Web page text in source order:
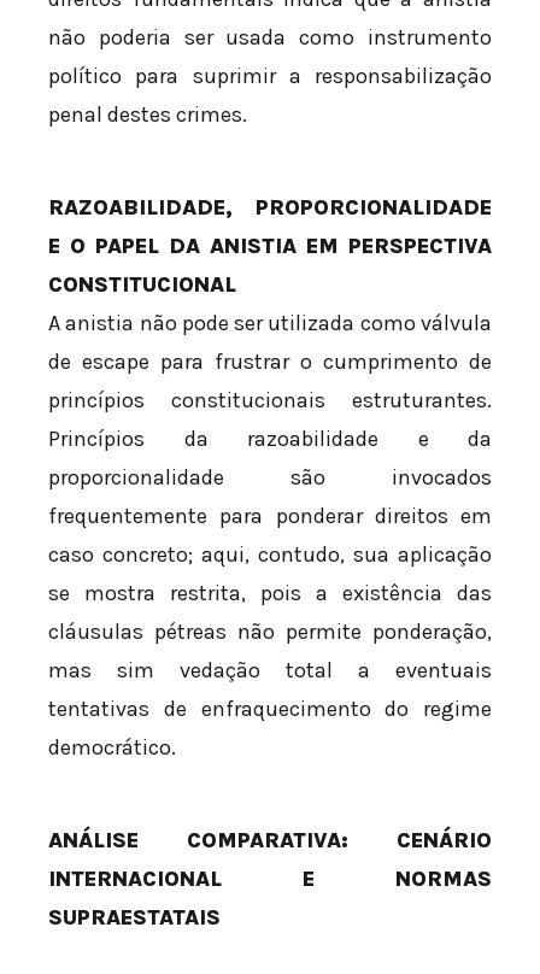
não poderia ser usada como instrumento
político para suprimir a responsabilização
penal destes crimes.
RAZOABILIDADE, PROPORCIONALIDADE
E O PAPEL DA ANISTIA EM PERSPECTIVA
CONSTITUCIONAL
A anistia não pode ser utilizada como válvula
de escape para frustrar o cumprimento de
princípios constitucionais estruturantes.
Princípios da razoabilidade e da
proporcionalidade são invocados
frequentemente para ponderar direitos em
caso concreto; aqui, contudo, sua aplicação
se mostra restrita, pois a existência das
cláusulas pétreas não permite ponderação,
mas sim vedação total a eventuais
tentativas de enfraquecimento do regime
democrático.
ANÁLISE COMPARATIVA: CENÁRIO
INTERNACIONAL E NORMAS
SUPRAESTATAIS